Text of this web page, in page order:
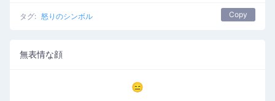
タグ: 怒りのシンボル Copy
無表情な顔
😑